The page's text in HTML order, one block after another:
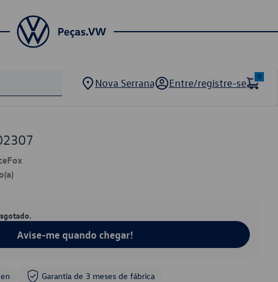
Nova Serrana Entre/registre-se
0
Avise-me quando chegar!
Garantia de 3 meses de fábrica